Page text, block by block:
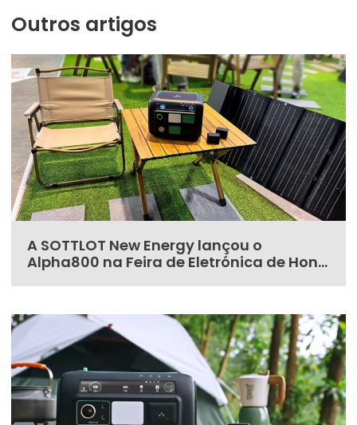
Outros artigos
A SOTTLOT New Energy lançou o
Alpha800 na Feira de Eletrónica de Hong